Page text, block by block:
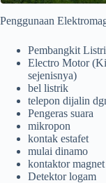
Penggunaan
Pembangkit
Electro Motor
sejenisnya)
bel listrik
telepon dijalin
Pengeras suara
mikropon
kontak estafet
mulai dinamo
kontaktor magnet
Detektor logam